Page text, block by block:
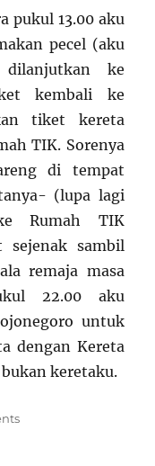
pukul 13.00 aku
pecel (aku
dilanjutkan ke
kembali ke
tiket kereta
TIK. Sorenya
di tempat
(lupa lagi
Rumah TIK
sejenak sambil
remaja masa
22.00 aku
untuk
dengan Kereta
keretaku.
on